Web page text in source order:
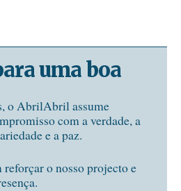
uma boa
o AbrilAbril assume
com a verdade, a
e a paz.
o nosso projecto e